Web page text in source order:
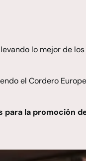
lo mejor de
el Cordero
para la promoción